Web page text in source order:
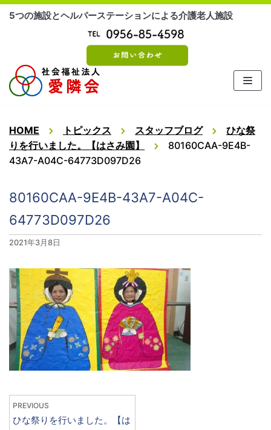
コ
ツ
に
ス
ッ
プ
5つの施設とヘルパーステーションによる介護老人施設
HOME トピックス スタッフブログ
ひな祭
りを行いました。【はさみ園】
80160CAA-9E4B-
43A7-A04C-64773D097D26
80160CAA-9E4B-43A7-A04C-
64773D097D26
2021年3月8日
PREVIOUS
ひな祭りを行いました。【は